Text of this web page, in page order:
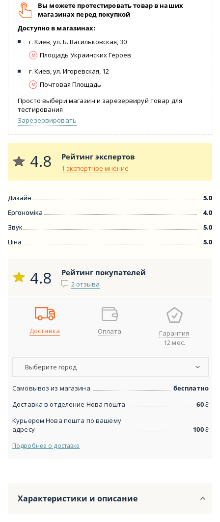
Вы можете протестировать товар в наших
магазинах перед покупкой
Доступно в магазинах:
г. Киев, ул. Б. Васильковская, 30
Площадь Украинских Героев
г. Киев, ул. Игоревская, 12
Почтовая Площадь
Просто выбери магазин и зарезервируй товар для
тестирования
Зарезервировать
4.8 Рейтинг экспертов
1 экспертное мнение
Дизайн
5.0
Ергономіка
4.0
Звук
5.0
Ціна
5.0
4.8 Рейтинг покупателей
2 отзыва
Доставка Оплата
Гарантия
12 мес.
Выберите город
Самовывоз из магазина
бесплатно
Доставка в отделение Нова пошта
60₴
Курьером Нова пошта по вашему
адресу
100₴
Подробнее о доставке
Характеристики и описание